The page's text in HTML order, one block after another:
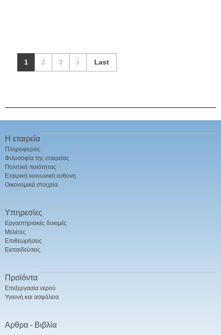
1 2 3 Last
Η εταιρεία
Πληροφορίες
Φιλοσοφία της εταιρείας
Πολιτική ποιότητας
Εταιρική κοινωνική ευθύνη
Οικονομικά στοιχεία
Υπηρεσίες
Εργαστηριακές δοκιμές
Μελέτες
Επιθεωρήσεις
Εκπαιδεύσεις
Προϊόντα
Επεξεργασία νερού
Υγιεινή και ασφάλεια
Αρθρα - Βιβλία